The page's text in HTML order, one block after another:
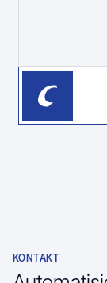
KONTAKT